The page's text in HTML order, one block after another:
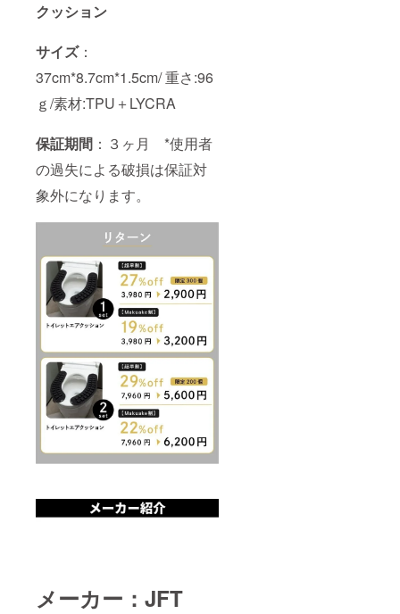
クッション
サイズ：
37cm*8.7cm*1.5cm/ 重さ:96
ｇ/素材:TPU＋LYCRA
保証期間 ：３ヶ月 *使用者
の過失による破損は保証対
象外になります。
メーカー：JFT